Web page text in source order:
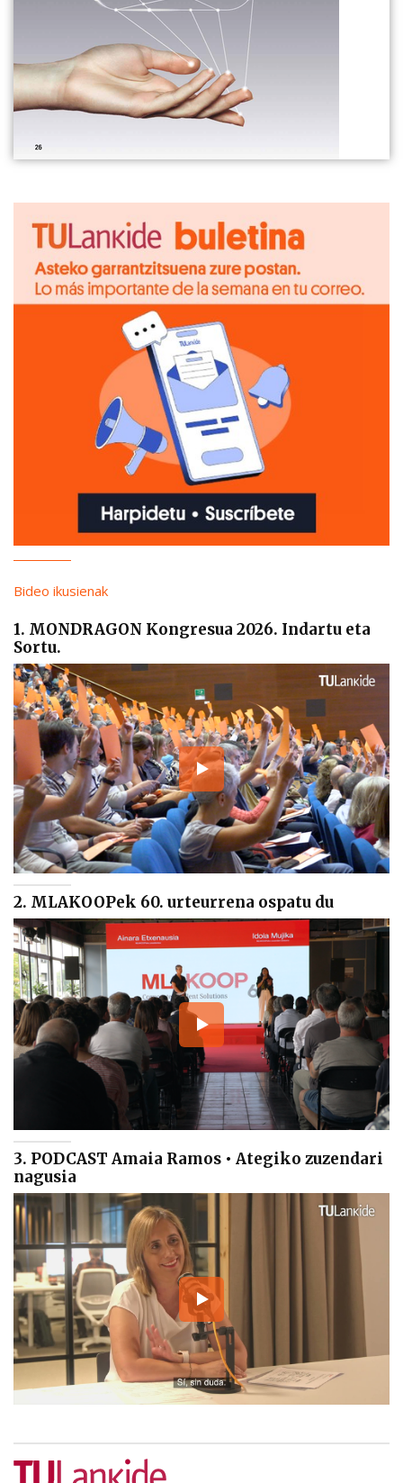
Bideo ikusienak
1. MONDRAGON Kongresua 2026. Indartu eta
Sortu.
2. MLAKOOPek 60. urteurrena ospatu du
3. PODCAST Amaia Ramos • Ategiko zuzendari
nagusia